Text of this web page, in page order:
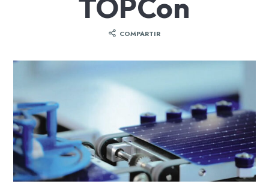
TOPCon
COMPARTIR